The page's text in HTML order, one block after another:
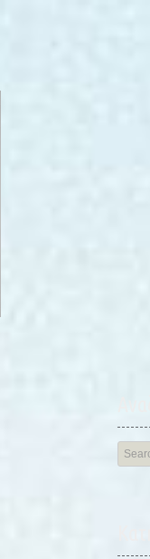
Search
for: